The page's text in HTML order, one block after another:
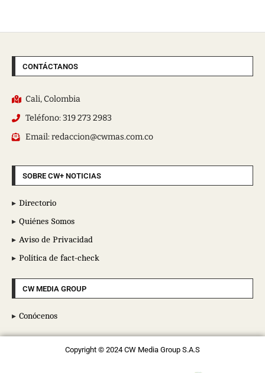
CONTÁCTANOS
Cali, Colombia
Teléfono: 319 273 2983
Email: redaccion@cwmas.com.co
SOBRE CW+ NOTICIAS
Directorio
Quiénes Somos
Aviso de Privacidad
Política de fact-check
CW MEDIA GROUP
Conócenos
Copyright © 2024 CW Media Group S.A.S